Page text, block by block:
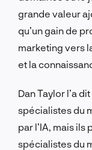
grande valeur
qu’un gain de
marketing vers
et la
Dan Taylor l’a
spécialistes du
par l’IA, mais
spécialistes du